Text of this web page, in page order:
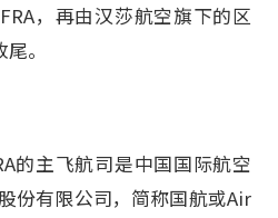
，再由汉莎航空旗下的区
。
的主飞航司是中国国际航空
份有限公司，简称国航或Air